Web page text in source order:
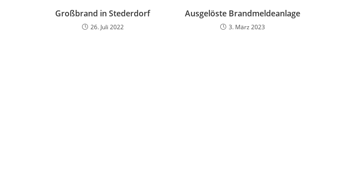
Großbrand in Stederdorf
26. Juli 2022
Ausgelöste Brandmeldeanlage
3. März 2023